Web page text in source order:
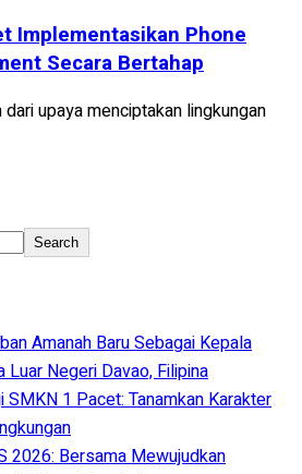
Implementasikan Phone
Secara Bertahap
upaya menciptakan lingkungan
Search
Amanah Baru Sebagai Kepala
Negeri Davao, Filipina
1 Pacet: Tanamkan Karakter
2026: Bersama Mewujudkan